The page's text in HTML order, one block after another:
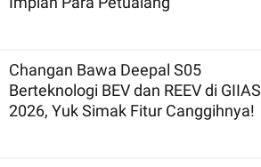
Changan Bawa Deepal S05
Berteknologi BEV dan REEV di GIIAS
2026, Yuk Simak Fitur Canggihnya!